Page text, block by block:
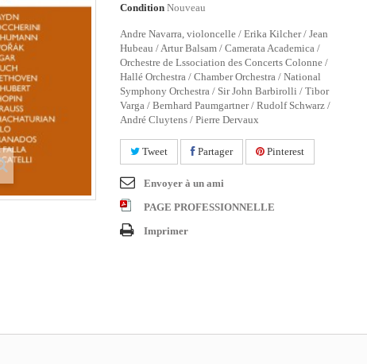
Condition Nouveau
Andre Navarra, violoncelle / Erika Kilcher / Jean
Hubeau / Artur Balsam / Camerata Academica /
Orchestre de Lssociation des Concerts Colonne /
Hallé Orchestra / Chamber Orchestra / National
Symphony Orchestra / Sir John Barbirolli / Tibor
Varga / Bernhard Paumgartner / Rudolf Schwarz /
André Cluytens / Pierre Dervaux
Tweet Partager Pinterest
Envoyer à un ami
PAGE PROFESSIONNELLE
Imprimer